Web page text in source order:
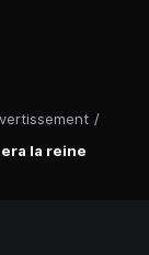
/
la reine